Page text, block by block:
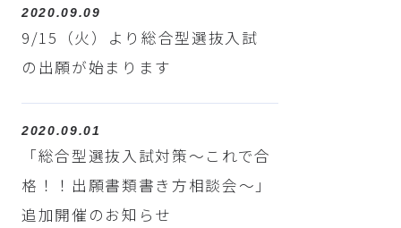
2020.09.09
9/15（火）より総合型選抜入試
の出願が始まります
2020.09.01
「総合型選抜入試対策～これで合
格！！出願書類書き方相談会～」
追加開催のお知らせ